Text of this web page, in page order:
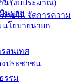
น (งบประมาณ)
ายใน จัดการความ
รรม
นผลฯ
โยบายนายก
สนเทศ
งประชาชน